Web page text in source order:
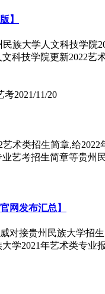
】
族大学人文科技学
科技学院更新2022
考2021/11/20
术类招生简章,给
艺考招生简章等贵州
网发布汇总】
对接贵州民族大学
学2021年艺术类专业